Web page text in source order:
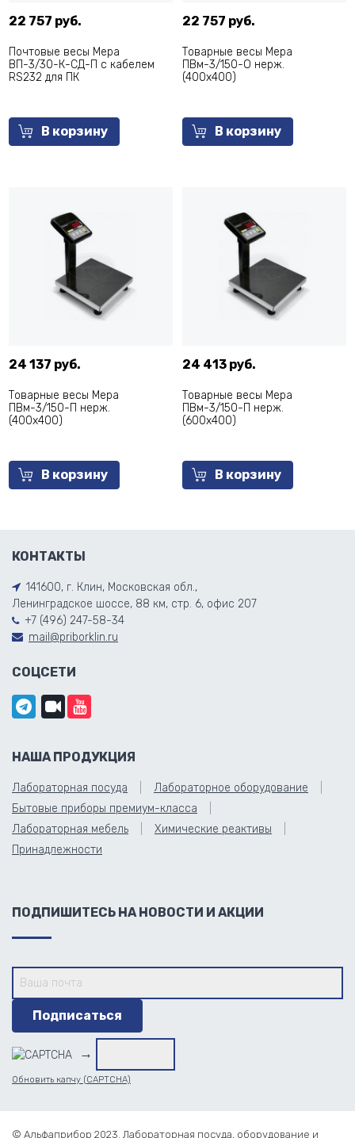
22 757 руб.
Почтовые весы Мера
ВП-3/30-К-СД-П с кабелем
RS232 для ПК
В корзину
22 757 руб.
Товарные весы Мера
ПВм-3/150-О нерж.
(400х400)
В корзину
24 137 руб.
Товарные весы Мера
ПВм-3/150-П нерж.
(400х400)
В корзину
24 413 руб.
Товарные весы Мера
ПВм-3/150-П нерж.
(600х400)
В корзину
КОНТАКТЫ
141600, г. Клин, Московская обл.,
Ленинградское шоссе, 88 км, стр. 6, офис 207
+7 (496) 247-58-34
mail@priborklin.ru
СОЦСЕТИ
НАША ПРОДУКЦИЯ
Лабораторная посуда
Лабораторное оборудование
Бытовые приборы премиум-класса
Лабораторная мебель
Химические реактивы
Принадлежности
ПОДПИШИТЕСЬ НА НОВОСТИ И АКЦИИ
→
Обновить капчу (CAPTCHA)
© Альфаприбор 2023. Лабораторная посуда, оборудование и